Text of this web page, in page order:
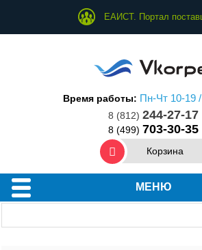
ЕАИСТ. Портал
Время работы: Пн-Чт 10-19
8 (812) 244-27-17
8 (499) 703-30-35
Корзина
МЕНЮ